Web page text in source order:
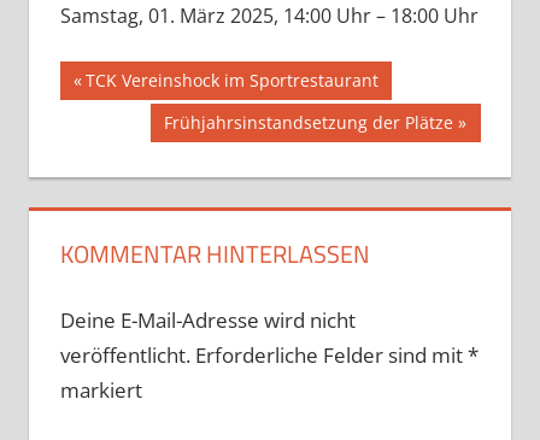
Samstag, 01. März 2025, 14:00 Uhr – 18:00 Uhr
Beitragsnavigation
Vorheriger
Beitrag:
TCK Vereinshock im Sportrestaurant
Nächster
Frühjahrsinstandsetzung der Plätze
KOMMENTAR HINTERLASSEN
Deine E-Mail-Adresse wird nicht
veröffentlicht. Erforderliche Felder sind mit*
markiert